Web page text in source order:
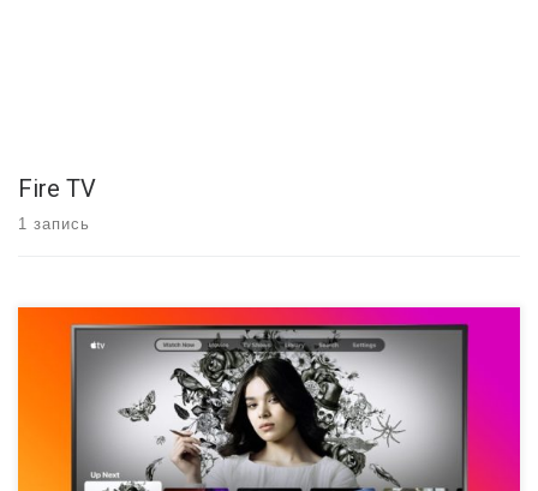
Fire TV
1 запись
Практически у каждого из нас есть фильмы, которые мы смотрим
каждый год в обязательном порядке. Как бы ни был интересен
сезон праздников, мы покупаем эти фильмы каждый год, хотя
когда-то в прошлые годы мы загружали их в телефон или ноутбук.